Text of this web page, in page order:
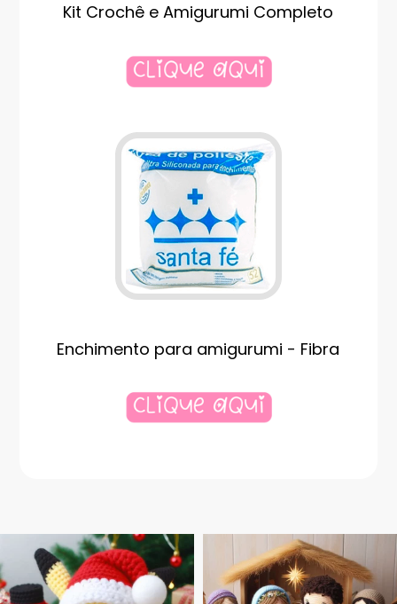
Kit Crochê e Amigurumi Completo
Enchimento para amigurumi - Fibra